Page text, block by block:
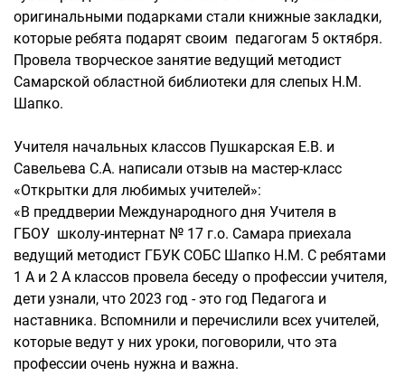
оригинальными подарками стали книжные закладки,
которые ребята подарят своим педагогам 5 октября.
Провела творческое занятие ведущий методист
Самарской областной библиотеки для слепых Н.М.
Шапко.
Учителя начальных классов Пушкарская Е.В. и
Савельева С.А. написали отзыв на мастер-класс
«Открытки для любимых учителей»:
«В преддверии Международного дня Учителя в
ГБОУ школу-интернат № 17 г.о. Самара приехала
ведущий методист ГБУК СОБС Шапко Н.М. С ребятами
1 А и 2 А классов провела беседу о профессии учителя,
дети узнали, что 2023 год - это год Педагога и
наставника. Вспомнили и перечислили всех учителей,
которые ведут у них уроки, поговорили, что эта
профессии очень нужна и важна.